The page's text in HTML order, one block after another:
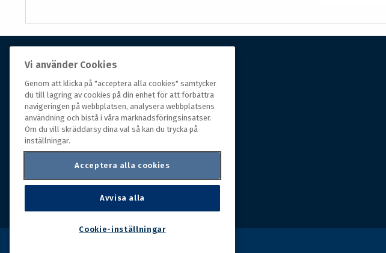
Om Hall Miba
Hall Miba är grossisten som funnits på marknaden i
över 150 år. Från huvudkontoret i småländska Växjö
styrs hela organisationen, som erbjuder prisvärda
produkter till kunder i rörelse.
Vi använder Cookies
Genom att klicka på "acceptera alla cookies" samtycker
du till lagring av cookies på din enhet för att förbättra
navigeringen på webbplatsen, analysera webbplatsens
användning och bistå i våra marknadsföringsinsatser.
Om du vill skräddarsy dina val så kan du trycka på
inställningar.
Acceptera alla cookies
Avvisa alla
Cookie-inställningar